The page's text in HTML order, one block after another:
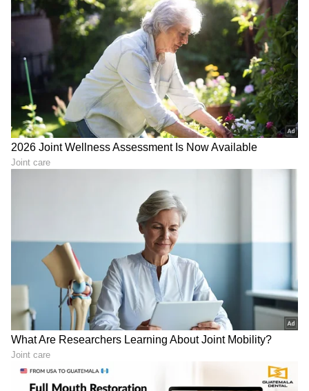
DOWNLOAD APP
RECOMMENDED STORIES
ರಾಜ್ಯದ ರೈತರ ಸಾಲ ಕೇಂದ್ರವೇ
ಮನ್ನಾ ಮಾಡಲಿ: ಬಿಜೆಪಿ ನಾಯಕರ
ವಿರುದ್ಧ ಪ್ರಿಯಾಂಕ್ ಖರ್ಗೆ ಕಿಡಿ
ದಲಿತ ದೌರ್ಜನ್ಯ ಪ್ರದೇಶದಲ್ಲಿ
ಶೋಷಣೆ ತಡೆಗೆ DCRE ಪ್ಲ್ಯಾನ್‌!
ಏನಿದು ಗಸ್ತು-ಸೂಕ್ಷ್ಮ ವಲಯ?